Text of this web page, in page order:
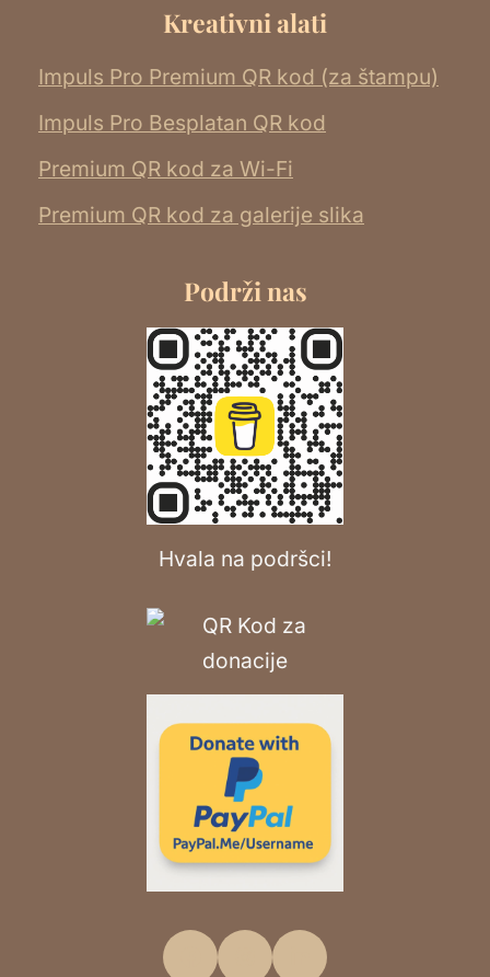
Kreativni alati
Impuls Pro Premium QR kod (za štampu)
Impuls Pro Besplatan QR kod
Premium QR kod za Wi-Fi
Premium QR kod za galerije slika
Podrži nas
Hvala na podršci!